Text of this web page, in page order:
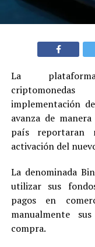
La
implementación
avanza de
país reportaran
activación del
La denominada
utilizar sus
pagos en
manualmente
compra.